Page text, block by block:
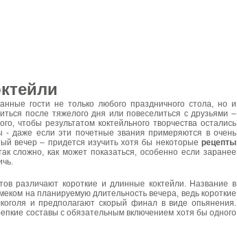
гости не только любого праздничного стола, но и
после тяжелого дня или повеселиться с друзьями –
чтобы результатом коктейльного творчества остались
- даже если эти почетные звания примеряются в очень
вечер – придется изучить хотя бы некоторые рецепты
сложно, как может показаться, особенно если заранее
различают короткие и длинные коктейли. Название в
на планируемую длительность вечера, ведь короткие
и предполагают скорый финал в виде опьянения.
составы с обязательным включением хотя бы одного